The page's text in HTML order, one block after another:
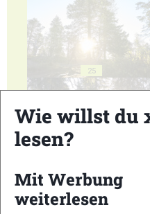
25
Wie willst du
lesen?
Mit Werbung
weiterlesen